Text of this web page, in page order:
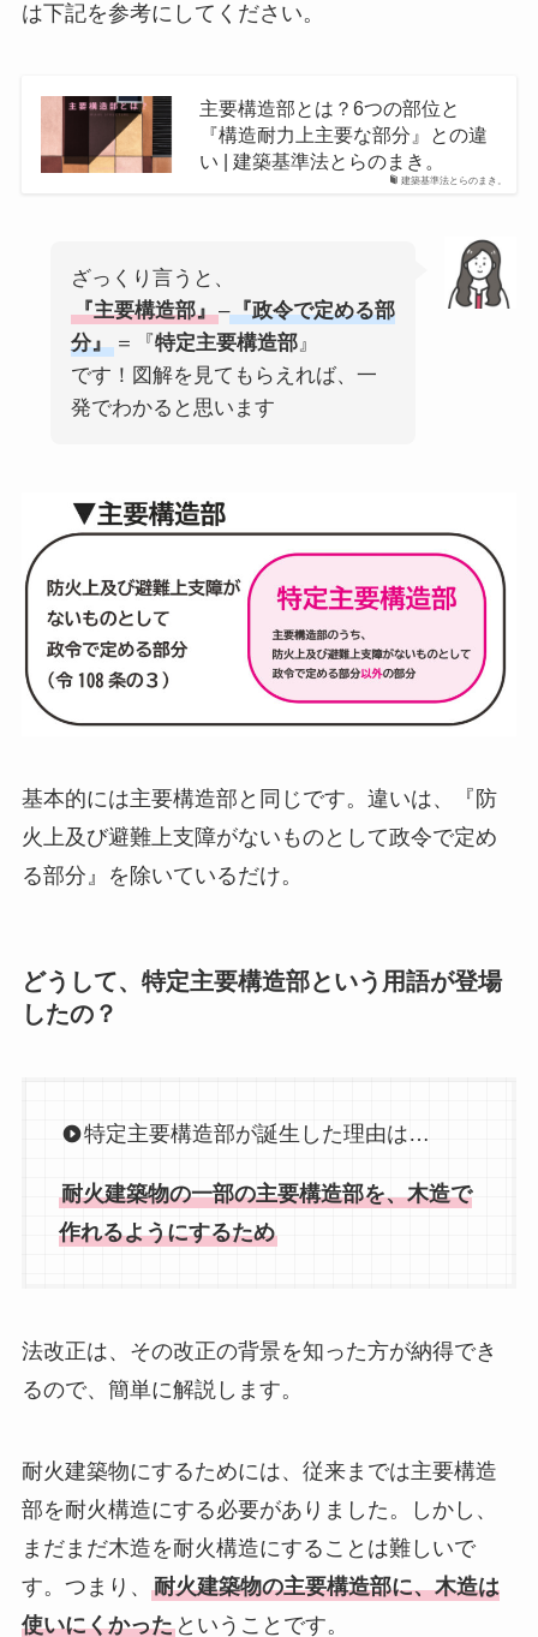
は下記を参考にしてください。
建築基準法とらのまき。
主要構造部とは？6つの部位と
『構造耐力上主要な部分』との違
い | 建築基準法とらのまき。
ざっくり言うと、
『主要構造部』–『政令で定める部
分』＝『特定主要構造部』
です！図解を見てもらえれば、一
発でわかると思います
基本的には主要構造部と同じです。違いは、『防
火上及び避難上支障がないものとして政令で定め
る部分』を除いているだけ。
どうして、特定主要構造部という用語が登場
したの？
特定主要構造部が誕生した理由は…
耐火建築物の一部の主要構造部を、木造で
作れるようにするため
法改正は、その改正の背景を知った方が納得でき
るので、簡単に解説します。
耐火建築物にするためには、従来までは主要構造
部を耐火構造にする必要がありました。しかし、
まだまだ木造を耐火構造にすることは難しいで
す。つまり、 耐火建築物の主要構造部に、木造は
使いにくかったということです。